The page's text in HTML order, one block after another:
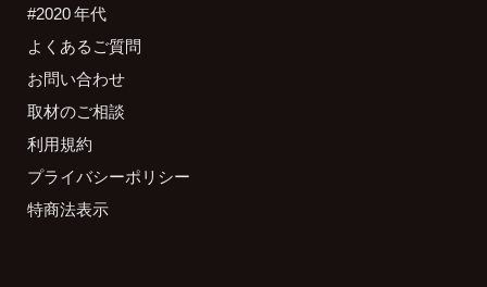
#2020 年代
よくあるご質問
お問い合わせ
取材のご相談
利用規約
プライバシーポリシー
特商法表示